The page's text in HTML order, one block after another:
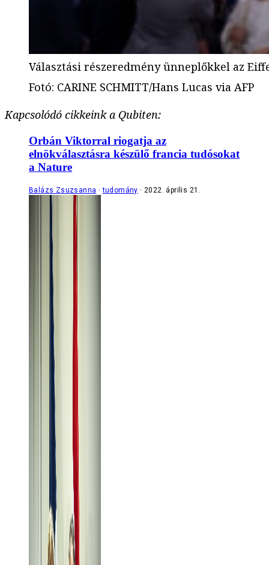
Választási részeredmény ünneplőkkel az
Fotó: CARINE SCHMITT/Hans Lucas via AFP
Kapcsolódó cikkeink a Qubiten:
Orbán Viktorral riogatja az
elnökválasztásra készülő francia tudósokat
a Nature
Balázs Zsuzsanna tudomány 2022. április 21.